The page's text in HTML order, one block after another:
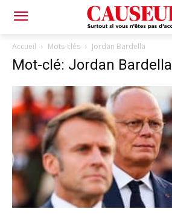
Accueil Mots-clés Jordan Bardella
Mot-clé: Jordan Bardella